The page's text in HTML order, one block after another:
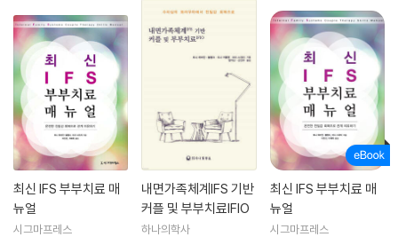
최신 IFS 부부치료 매
뉴얼
시그마프레스
내면가족체계IFS 기반
커플 및 부부치료IFIO
하나의학사
최신 IFS 부부치료 매
뉴얼
시그마프레스